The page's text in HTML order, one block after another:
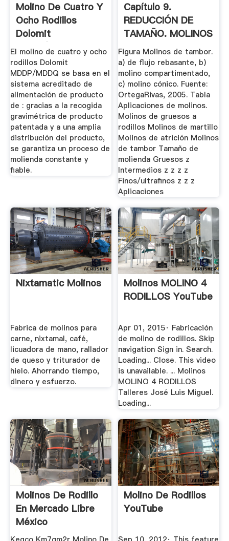
Molino De Cuatro Y
Ocho Rodillos
Dolomit
MDDP/MDDQ.
El molino de cuatro y ocho
rodillos Dolomit
MDDP/MDDQ se basa en el
sistema acreditado de
alimentación de producto
de : gracias a la recogida
gravimétrica de producto
patentada y a una amplia
distribución del producto,
se garantiza un proceso de
molienda constante y
fiable.
Capítulo 9.
REDUCCIÓN DE
TAMAÑO. MOLINOS
.
Figura Molinos de tambor.
a) de flujo rebasante, b)
molino compartimentado,
c) molino cónico. Fuente:
OrtegaRivas, 2005. Tabla
Aplicaciones de molinos.
Molinos de gruesos a
rodillos Molinos de martillo
Molinos de atrición Molinos
de tambor Tamaño de
molienda Gruesos z
Intermedios z z z z
Finos/ultrafinos z z z
Aplicaciones
Nixtamatic Molinos
Fabrica de molinos para
carne, nixtamal, café,
licuadora de mano, rallador
de queso y triturador de
hielo. Ahorrando tiempo,
dinero y esfuerzo.
Molinos MOLINO 4
RODILLOS YouTube
Apr 01, 2015· Fabricación
de molino de rodillos. Skip
navigation Sign in. Search.
Loading... Close. This video
is unavailable. ... Molinos
MOLINO 4 RODILLOS
Talleres José Luis Miguel.
Loading...
Molinos De Rodillo
En Mercado Libre
México
Molino De Rodillos
YouTube